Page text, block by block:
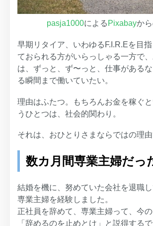
pasja1000による Pixabayか
早期リタイア、いわゆるF.I.R.Eを目
ておられる方がいらっしゃる一方で
は、ずっと、ず〜っと、仕事がある
る瞬間まで働いていたい。
理由はふたつ。もちろんお金を稼ぐ
うひとつは、社会的関わり。
それは、おひとりさまならではの理由
数カ月間専業主婦だっ
結婚を機に、努めていた会社を退職し
専業主婦を経験しました。
正社員を辞めて、専業主婦って、今の
「辞めるのを止めとけ」と説得する